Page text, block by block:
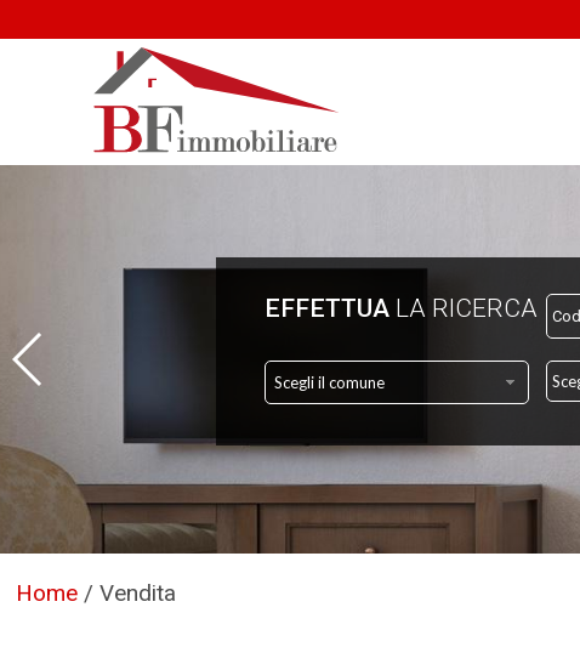
EFFETTUA LA RICERCA
Scegli il comune
Home /Vendita